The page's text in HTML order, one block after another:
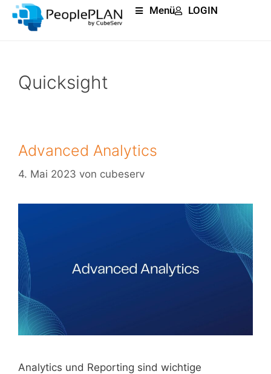
Menü LOGIN
Quicksight
Advanced Analytics
4. Mai 2023 von cubeserv
Analytics und Reporting sind wichtige